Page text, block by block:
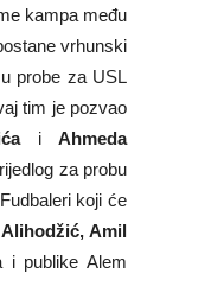
kampa među
vrhunski
probe za USL
tim je pozvao
iAhmeda
za probu
koji će
Amil
i publike Alem